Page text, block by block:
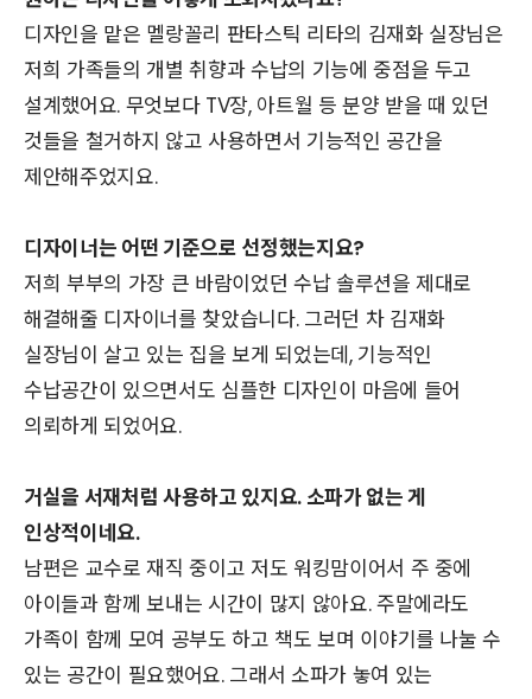
디자인을 맡은 멜랑꼴리 판타스틱 리타의 김재화 실장님은
저희 가족들의 개별 취향과 수납의 기능에 중점을 두고
설계했어요. 무엇보다 TV장, 아트월 등 분양 받을 때 있던
것들을 철거하지 않고 사용하면서 기능적인 공간을
제안해주었지요.
디자이너는 어떤 기준으로 선정했는지요?
저희 부부의 가장 큰 바람이었던 수납 솔루션을 제대로
해결해줄 디자이너를 찾았습니다. 그러던 차 김재화
실장님이 살고 있는 집을 보게 되었는데, 기능적인
수납공간이 있으면서도 심플한 디자인이 마음에 들어
의뢰하게 되었어요.
거실을 서재처럼 사용하고 있지요. 소파가 없는 게
인상적이네요.
남편은 교수로 재직 중이고 저도 워킹맘이어서 주 중에
아이들과 함께 보내는 시간이 많지 않아요. 주말에라도
가족이 함께 모여 공부도 하고 책도 보며 이야기를 나눌 수
있는 공간이 필요했어요. 그래서 소파가 놓여 있는